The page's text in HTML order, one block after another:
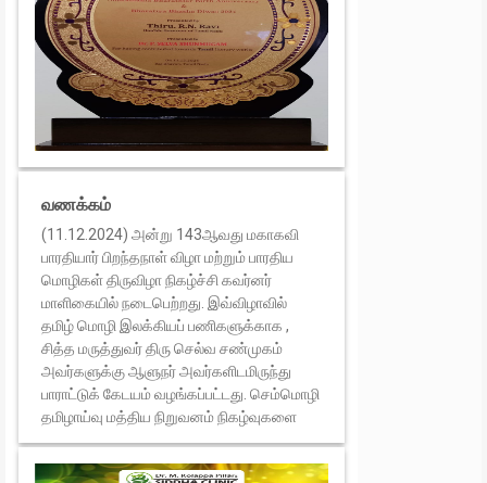
வணக்கம்
(11.12.2024) அன்று 143ஆவது மகாகவி
பாரதியார் பிறந்தநாள் விழா மற்றும் பாரதிய
மொழிகள் திருவிழா நிகழ்ச்சி கவர்னர்
மாளிகையில் நடைபெற்றது. இவ்விழாவில்
தமிழ் மொழி இலக்கியப் பணிகளுக்காக ,
சித்த மருத்துவர் திரு செல்வ சண்முகம்
அவர்களுக்கு ஆளுநர் அவர்களிடமிருந்து
பாராட்டுக் கேடயம் வழங்கப்பட்டது. செம்மொழி
தமிழாய்வு மத்திய நிறுவனம் நிகழ்வுகளை
ஏற்பாடு செய்திருந்தது.
GCSMRசார்பாக திரு செல்வ சண்முகம்